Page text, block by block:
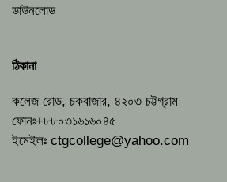
ডাউনলোড
ঠিকানা
কলেজ রোড, চকবাজার, ৪২০৩ চট্টগ্রাম
ফোনঃ+৮৮০৩১৬১৬০৪৫
ইমেইলঃ ctgcollege@yahoo.com